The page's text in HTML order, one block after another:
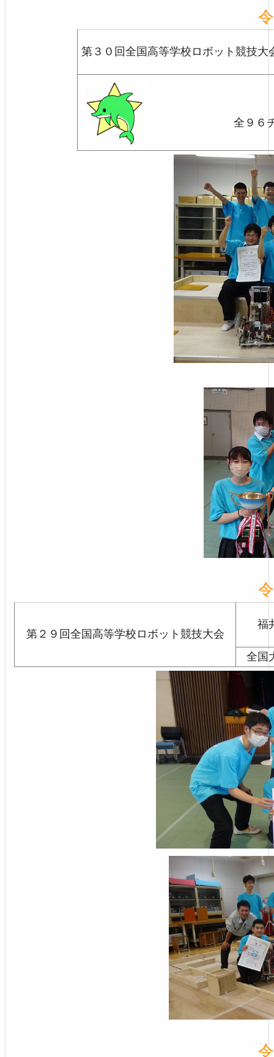
第３０回全国高等学校ロボット競技大
全９６
第２９回全国高等学校ロボット競技大会
福
全国